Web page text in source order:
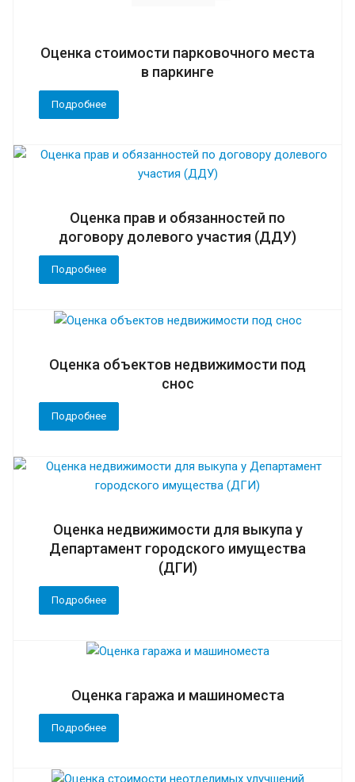
Оценка стоимости парковочного места
в паркинге
Подробнее
Оценка прав и обязанностей по
договору долевого участия (ДДУ)
Подробнее
Оценка объектов недвижимости под
снос
Подробнее
Оценка недвижимости для выкупа у
Департамент городского имущества
(ДГИ)
Подробнее
Оценка гаража и машиноместа
Подробнее